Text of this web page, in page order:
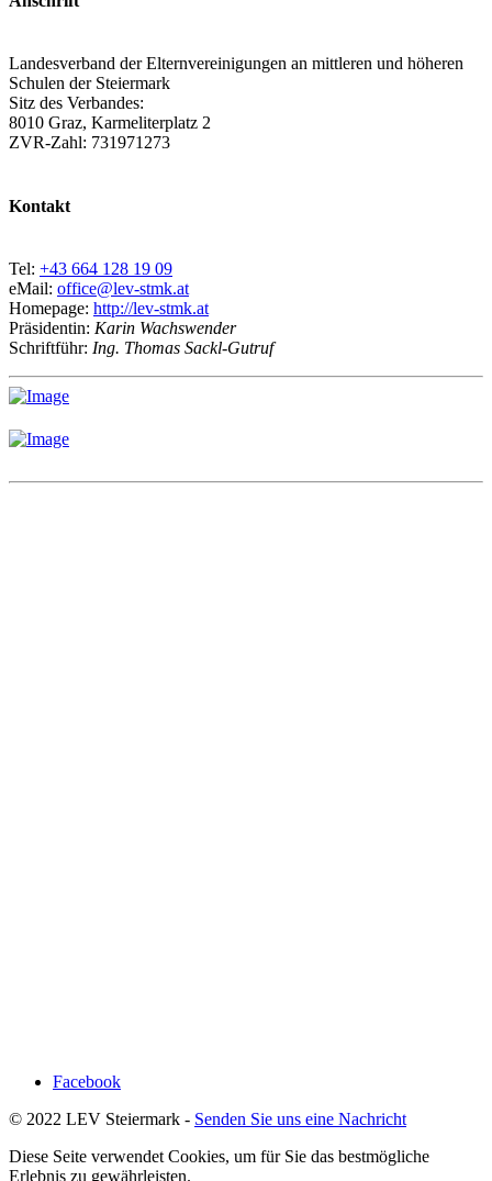
Landesverband der Elternvereinigungen an mittleren und höheren
Schulen der Steiermark
Sitz des Verbandes:
8010 Graz, Karmeliterplatz 2
ZVR-Zahl: 731971273
Kontakt
Tel: +43 664 128 19 09
eMail: office@lev-stmk.at
Homepage: http://lev-stmk.at
Präsidentin: Karin Wachswender
Schriftführ: Ing. Thomas Sackl-Gutruf
Facebook
© 2022 LEV Steiermark - Senden Sie uns eine Nachricht
Diese Seite verwendet Cookies, um für Sie das bestmögliche
Erlebnis zu gewährleisten.